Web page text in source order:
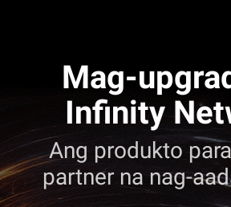
Mag-
Infinity
Ang produkto
partner na nag-